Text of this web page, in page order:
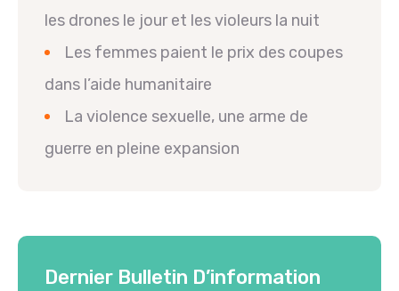
les drones le jour et les violeurs la nuit
Les femmes paient le prix des coupes
dans l’aide humanitaire
La violence sexuelle, une arme de
guerre en pleine expansion
Dernier Bulletin D’information